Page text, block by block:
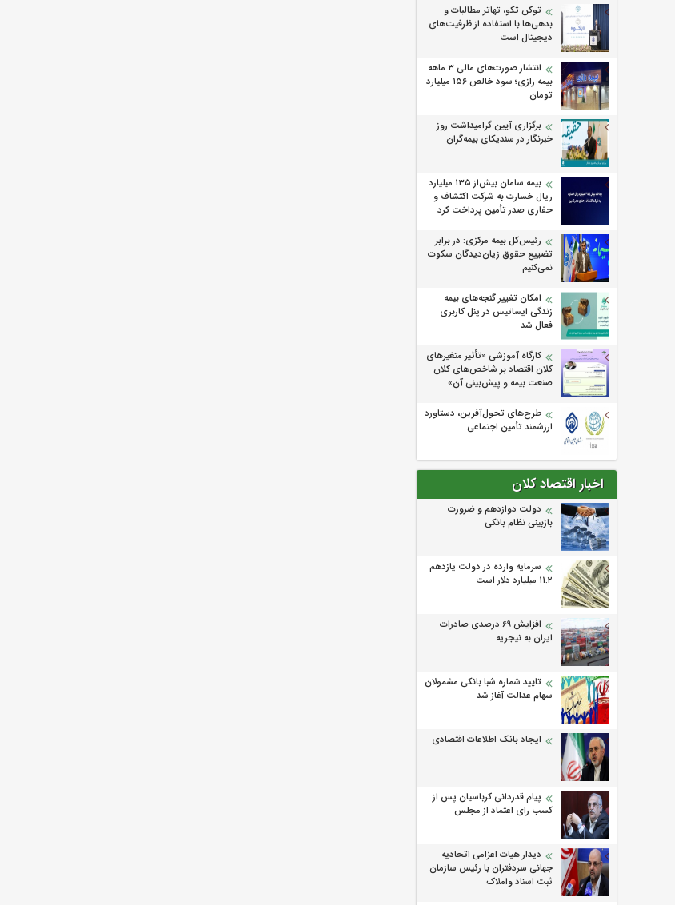
توکن تکو، تهاتر مطالبات و
بدهی‌ها با استفاده از ظرفیت‌های
دیجیتال است
انتشار صورت‌های مالی ۳ ماهه
بیمه رازی؛ سود خالص ۱۵۶ میلیارد
تومان
برگزاری آیین گرامیداشت روز
خبرنگار در سندیکای بیمه‌گران
بیمه سامان بیش‌از ۱۳۵ میلیارد
ریال خسارت به شرکت اکتشاف و
حفاری صدر تأمین پرداخت کرد
رئیس‌کل بیمه مرکزی: در برابر
تضییع حقوق زیان‌دیدگان سکوت
نمی‌کنیم
امکان تغییر گنجه‌های بیمه
زندگی ایساتیس در پنل کاربری
فعال شد
كارگاه آموزشی «تأثیر متغیرهای
كلان اقتصاد بر شاخص‌های كلان
صنعت بیمه و پیش‌بینی آن»
طرح‌های تحول‌آفرین، دستاورد
ارزشمند تأمین اجتماعی
اخبار اقتصاد کلان
دولت دوازدهم و ضرورت
بازبینی نظام بانکی
سرمایه وارده در دولت یازدهم
۱۱.۲ میلیارد دلار است
افزایش 69 درصدی صادرات
ایران به نیجریه
تایید شماره شبا بانکی مشمولان
سهام عدالت آغاز شد
ایجاد بانک اطلاعات اقتصادی
پیام قدردانی کرباسیان پس از
کسب رای اعتماد از مجلس
دیدار هیات اعزامی اتحادیه
جهانی سردفتران با رئیس سازمان
ثبت اسناد واملاک